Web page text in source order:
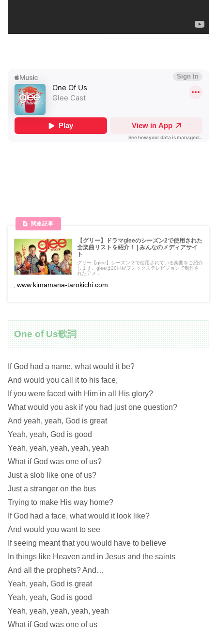
【グリー】ドラマgleeのシーズン2で使用された
全楽曲リストを紹介！ | みんなのメディアサイ
ト
グリー【glee】シーズン２で使用されている楽曲をご紹介
します。gleeは20世紀フォックステレビジョンで制作さ
れたアメ...
www.kimamana-tarokichi.com
One of Us歌詞
If God had a name, what would it be?
And would you call it to his face,
If you were faced with Him in all His glory?
What would you ask if you had just one question?
And yeah, yeah, God is great
Yeah, yeah, God is good
Yeah, yeah, yeah, yeah, yeah
What if God was one of us?
Just a slob like one of us?
Just a stranger on the bus
Trying to make His way home?
If God had a face, what would it look like?
And would you want to see
If seeing meant that you would have to believe
In things like Heaven and in Jesus and the saints
And all the prophets? And…
Yeah, yeah, God is great
Yeah, yeah, God is good
Yeah, yeah, yeah, yeah, yeah
What if God was one of us